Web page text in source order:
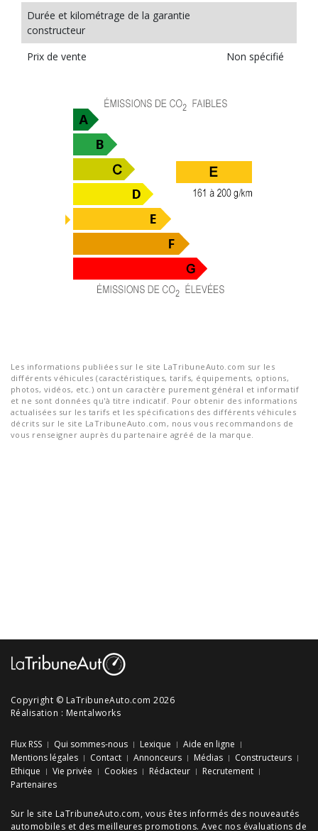
Durée et kilométrage de la garantie
constructeur
Prix de vente
Non spécifié
Les informations publiées sur le site LaTribuneAuto.com sur les
différents véhicules (caractéristiques, tarifs, équipements, options,
photos, vidéos, etc.) ont un caractère purement général et informatif
et ne sont données qu'à titre indicatif. Pour obtenir des informations
actualisées sur les tarifs et les spécifications des différents véhicules
décrits sur le site LaTribuneAuto.com, nous vous recommandons de
vous renseigner auprès du partenaire agréé de la marque.
Copyright © LaTribuneAuto.com 2026
Réalisation : Mentalworks
Flux RSS Qui sommes-nous Lexique
Aide en ligne
Mentions légales
Contact Annonceurs Médias
Constructeurs
Ethique
Vie privée Cookies Rédacteur
Recrutement
Partenaires
Sur le site LaTribuneAuto.com, vous êtes informés des nouveautés
automobiles et des meilleures promotions. Avec nos évaluations de